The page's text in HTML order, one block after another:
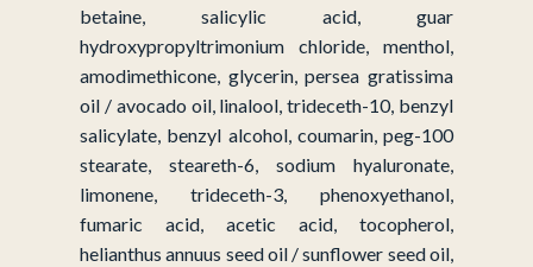
betaine, salicylic acid, guar
hydroxypropyltrimonium chloride, menthol,
amodimethicone, glycerin, persea gratissima
oil / avocado oil, linalool, trideceth-10, benzyl
salicylate, benzyl alcohol, coumarin, peg-100
stearate, steareth-6, sodium hyaluronate,
limonene, trideceth-3, phenoxyethanol,
fumaric acid, acetic acid, tocopherol,
helianthus annuus seed oil / sunflower seed oil,